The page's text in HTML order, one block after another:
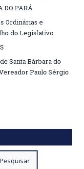
DO PARÁ
Ordinárias e
do Legislativo
Santa Bárbara do
Paulo Sérgio